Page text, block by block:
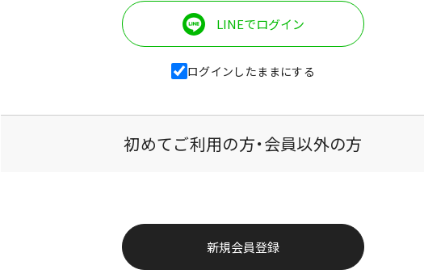
LINEでログイン
ログインしたままにする
初めてご利用の方・会員以外の方